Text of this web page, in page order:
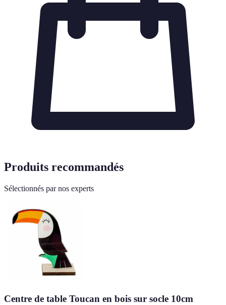
Produits recommandés
Sélectionnés par nos experts
Centre de table Toucan en bois sur socle 10cm